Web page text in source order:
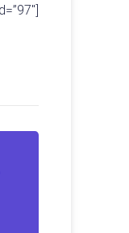
[yop_poll id=”97″]